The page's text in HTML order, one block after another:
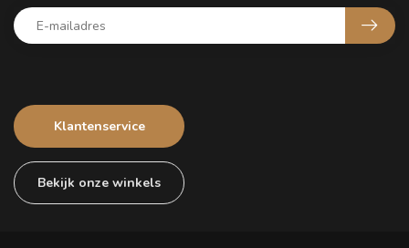
Klantenservice
Bekijk onze winkels